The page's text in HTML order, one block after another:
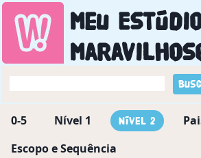
Meu
Descobrindo a
0-5 Nível 1 Nível 2
Escopo e Sequência